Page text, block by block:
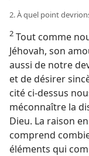
2. À quel point
2 Tout comme
Jéhovah, son
aussi de notre
et de désirer
cité ci-dessus
méconnaître la
Dieu. La raison
comprend
éléments qui